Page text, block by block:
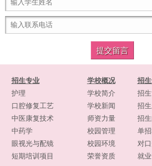
招生专业
护理
口腔修复工艺
中医康复技术
中药学
眼视光与配镜
短期培训项目
学校概况
学校简介
学校新闻
师资力量
校园管理
校园环境
荣誉资质
招
招
招
招
单
对
就